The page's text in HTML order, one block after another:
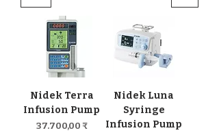
Nidek Terra
Infusion Pump
Preis
37.700,00 ₹
Nidek Luna
Syringe
Infusion Pump